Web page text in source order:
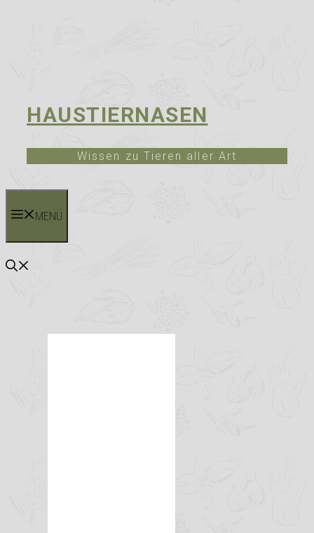
HAUSTIERNASEN
Wissen zu Tieren aller Art
MENÜ